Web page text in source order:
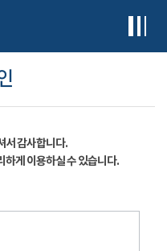
서 감사합니다.
하게 이용하실 수 있습니다.